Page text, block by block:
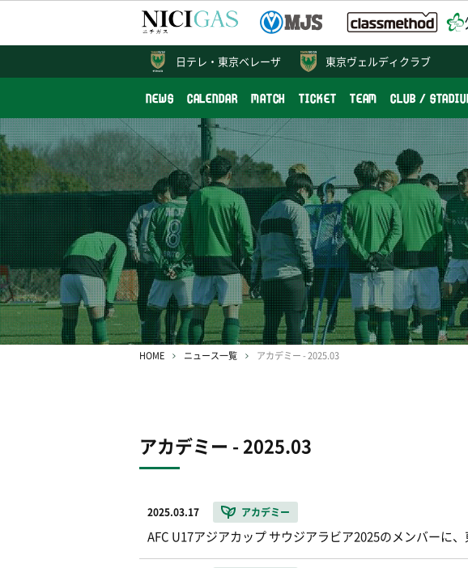
東京ヴェルディクラブ
NEWS CALENDAR MATCH TICKET TEAM CLUB /
日テレ・ 東京ベレーザ
HOME ニュース一覧 アカデミー - 2025.03
アカデミー - 2025.03
2025.03.17 アカデミー
AFC U17アジアカップ サウジアラビア2025のメンバーに